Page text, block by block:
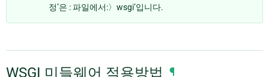
정’은 : 파일에서:〉wsgi’입니다.
WSGI 미들웨어 적용방법 ¶